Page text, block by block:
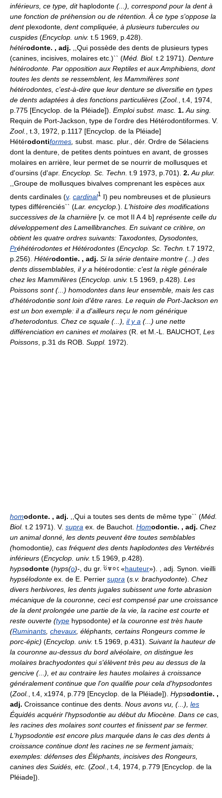
inférieurs, ce type, dithaplodonte (...), correspond pour la dent à
une fonction de préhension ou de rétention. À ce type s'oppose la
dentplexodonte , dent compliquée, à plusieurs tubercules ou
cuspides (Encyclop. univ. t.5 1969, p.428).
hétérodonte. , adj.
,,Qui possède des dents de plusieurs types
(canines, incisives, molaires etc.)`` (Méd. Biol. t.2 1971). Denture
hétérodonte. Par opposition aux Reptiles et aux Amphibiens, dont
toutes les dents se ressemblent, les Mammifères sont
hétérodontes, c'est-à-dire que leur denture se diversifie en types
de dents adaptées à des fonctions particulières (Zool.
, t.4, 1974,
p.775 [Encyclop. de la Pléiade]). Emploi subst. masc. 1. Au sing.
Requin de Port-Jackson, type de l'ordre des Hétérodontiformes. V.
Zool.
, t.3, 1972, p.1117 [Encyclop. de la Pléiade]
Hétérodontiformes subst. masc. plur., dér. Ordre de Sélaciens
dont la denture, de petites dents pointues en avant, de grosses
molaires en arrière, leur permet de se nourrir de mollusques et
d'oursins (d'apr. Encyclop. Sc. Techn. t.9 1973, p.701). 2. Au plur.
,,Groupe de mollusques bivalves comprenant les espèces aux
dents cardinales (v. cardinal1
I) peu nombreuses et de plusieurs
types différenciés`` (Lar. encyclop.). L'histoire des modifications
successives de la charnière [v. ce mot II A 4 b] représente celle du
développement des Lamellibranches. En suivant ce critère, on
obtient les quatre ordres suivants: Taxodontes, Dysodontes,
Préhétérodontes et Hétérodontes (Encyclop. Sc. Techn. t.7 1972,
p.256). Hétérodontie. , adj. Si la série dentaire montre (...) des
dents dissemblables, il y a hétérodontie: c'est la règle générale
chez les Mammifères (Encyclop. univ. t.5 1969, p.428). Les
Poissons sont (...) homodontes dans leur ensemble, mais les cas
d'hétérodontie sont loin d'être rares. Le requin de Port-Jackson en
est un bon exemple: il a d'ailleurs reçu le nom générique
d'heterodontus. Chez ce squale (...), il y a (...) une nette
différenciation en canines et molaires (R. et M.-L. BAUCHOT, Les
Poissons, p.31 ds ROB. Suppl. 1972).
homodonte. , adj. ,,Qui a toutes ses dents de même type`` (Méd.
Biol. t.2 1971). V. supra ex. de Bauchot. Homodontie. , adj. Chez
un animal donné, les dents peuvent être toutes semblables
(homodontie), cas fréquent des dents haplodontes des Vertébrés
inférieurs (Encyclop. univ. t.5 1969, p.428).
hypsodonte (hyps(o)-, du gr. «hauteur»). , adj. Synon. vieilli
hypsélodonte ex. de E. Perrier supra (s.v. brachyodonte). Chez
divers herbivores, les dents jugales subissent une forte abrasion
mécanique de la couronne, ceci est compensé par une croissance
de la dent prolongée une partie de la vie, la racine est courte et
reste ouverte (type hypsodonte) et la couronne est très haute
(Ruminants, chevaux, éléphants, certains Rongeurs comme le
porc-épic) (Encyclop. univ. t.5 1969, p.431). Suivant la hauteur de
la couronne au-dessus du bord alvéolaire, on distingue les
molaires brachyodontes qui s'élèvent très peu au dessus de la
gencive (...), et au contraire les hautes molaires à croissance
généralement continue que l'on qualifie pour cela d'hypsodontes
(Zool., t.4, x1974, p.779 [Encyclop. de la Pléiade]). Hypsodontie. ,
adj. Croissance continue des dents. Nous avons vu, (...), les
Équidés acquérir l'hypsodontie au début du Miocène. Dans ce cas,
les racines des molaires sont courtes et finissent par se fermer.
L'hypsodontie est encore plus marquée dans le cas des dents à
croissance continue dont les racines ne se ferment jamais;
exemples: défenses des Éléphants, incisives des Rongeurs,
canines des Suidés, etc. (Zool., t.4, 1974, p.779 [Encyclop. de la
Pléiade]).